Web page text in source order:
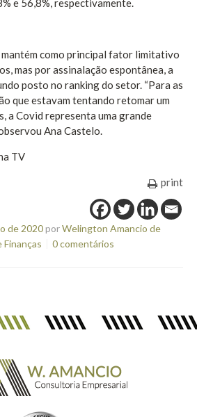
e 56,8%, respectivamente.
mantém como principal fator limitativo
mas por assinalação espontânea, a
posto no ranking do setor. “Para as
que estavam tentando retomar um
a Covid representa uma grande
Ana Castelo.
TV
print
de 2020porWelington Amancio de
Finanças 0 comentários